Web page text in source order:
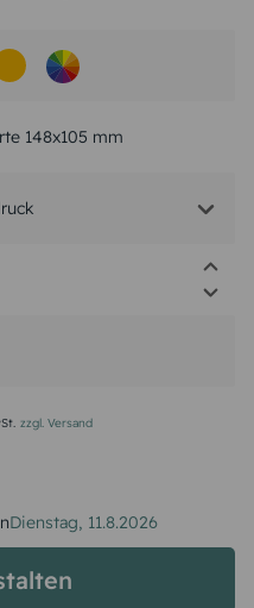
148x105 mm
zzgl. Versand
Dienstag, 11.8.2026